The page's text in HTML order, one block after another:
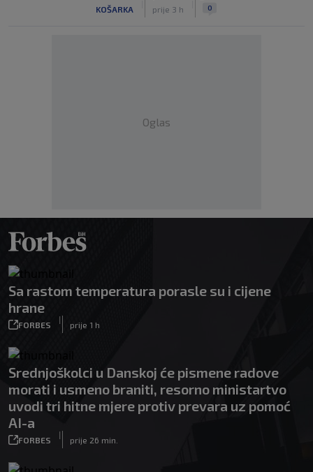
KOŠARKA prije 3 h 0
Oglas
Sa rastom temperatura porasle su i cijene
hrane
FORBES
|
prije 1 h
Srednjoškolci u Danskoj će pismene radove
morati i usmeno braniti, resorno ministartvo
uvodi tri hitne mjere protiv prevara uz pomoć
AI-a
FORBES
|
prije 26 min.